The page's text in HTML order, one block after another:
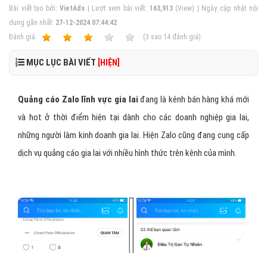
Bài viết tạo bởi:VietAds | Lượt xem bài viết: 163,913(View) | Ngày cập nhật nội
dung gần nhất: 27-12-2024 07:44:42
Ðánh giá:
(3 sao 14 đánh giá)
MỤC LỤC BÀI VIẾT [HIỆN]
Quảng cáo Zalo lĩnh vực gia lai đang là kênh bán hàng khá mới
và hot ở thời điểm hiện tại dành cho các doanh nghiệp gia lai,
những người làm kinh doanh gia lai. Hiện Zalo cũng đang cung cấp
dịch vụ quảng cáo gia lai với nhiều hình thức trên kênh của mình.